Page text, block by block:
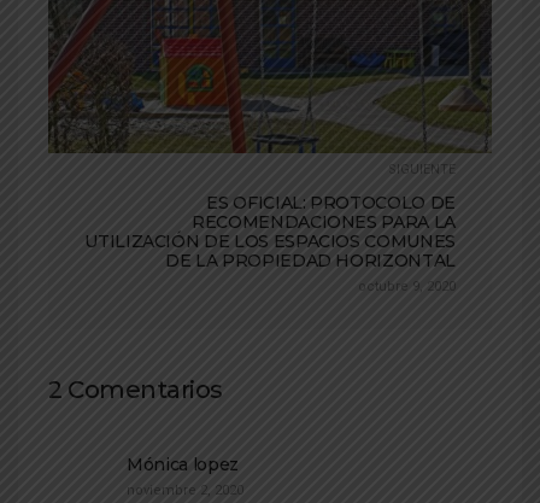
SIGUIENTE
ES OFICIAL: PROTOCOLO DE
RECOMENDACIONES PARA LA
UTILIZACIÓN DE LOS ESPACIOS COMUNES
DE LA PROPIEDAD HORIZONTAL
octubre 9, 2020
2 Comentarios
Mónica lopez
noviembre 2, 2020